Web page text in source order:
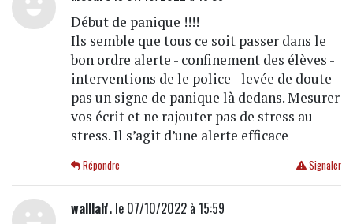
Début de panique !!!!
Ils semble que tous ce soit passer dans le
bon ordre alerte - confinement des élèves -
interventions de le police - levée de doute
pas un signe de panique là dedans. Mesurer
vos écrit et ne rajouter pas de stress au
stress. Il s’agit d’une alerte efficace
Signaler
Répondre
walllah'.le 07/10/2022 à 15:59